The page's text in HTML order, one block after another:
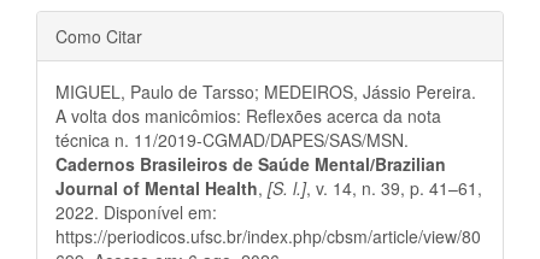
Detalhes
do
artigo
Como Citar
MIGUEL, Paulo de Tarsso; MEDEIROS, Jássio Pereira.
A volta dos manicômios: Reflexões acerca da nota
técnica n. 11/2019-CGMAD/DAPES/SAS/MSN.
Cadernos Brasileiros de Saúde Mental/Brazilian
Journal of Mental Health, [S. l.], v. 14, n. 39, p. 41–61,
2022. Disponível em:
https://periodicos.ufsc.br/index.php/cbsm/article/view/80